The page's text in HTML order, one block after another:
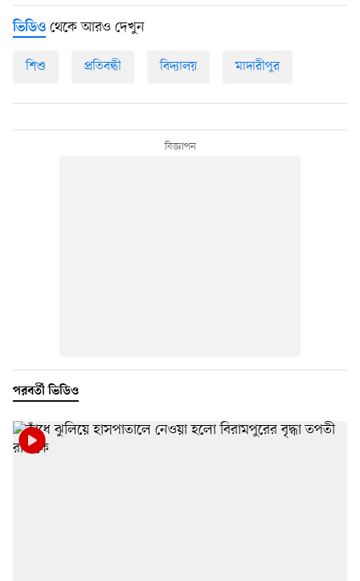
ভিডিও থেকে আরও দেখুন
শিশু প্রতিবন্ধী বিদ্যালয় মাদারীপুর
পরবর্তী ভিডিও